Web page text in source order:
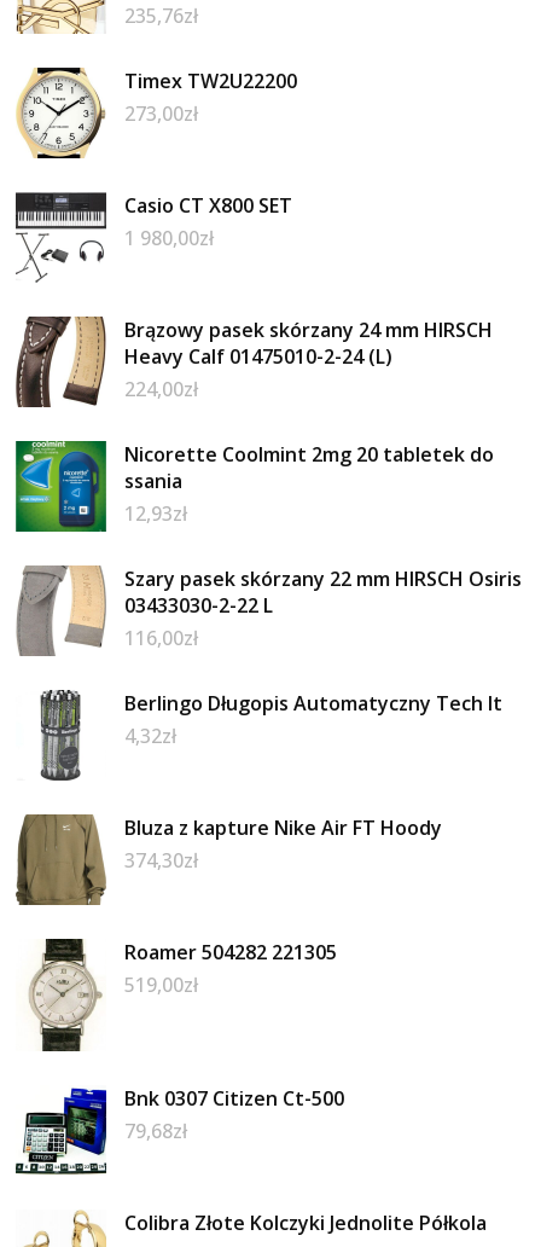
235,76zł
Timex TW2U22200
273,00zł
Casio CT X800 SET
1 980,00zł
Brązowy pasek skórzany 24 mm HIRSCH
Heavy Calf 01475010-2-24 (L)
224,00zł
Nicorette Coolmint 2mg 20 tabletek do
ssania
12,93zł
Szary pasek skórzany 22 mm HIRSCH Osiris
03433030-2-22 L
116,00zł
Berlingo Długopis Automatyczny Tech It
4,32zł
Bluza z kapture Nike Air FT Hoody
374,30zł
Roamer 504282 221305
519,00zł
Bnk 0307 Citizen Ct-500
79,68zł
Colibra Złote Kolczyki Jednolite Półkola